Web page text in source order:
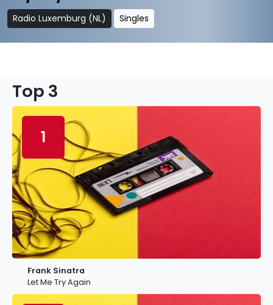
Radio Luxemburg (NL) Singles
Top 3
1
Frank Sinatra
Let Me Try Again